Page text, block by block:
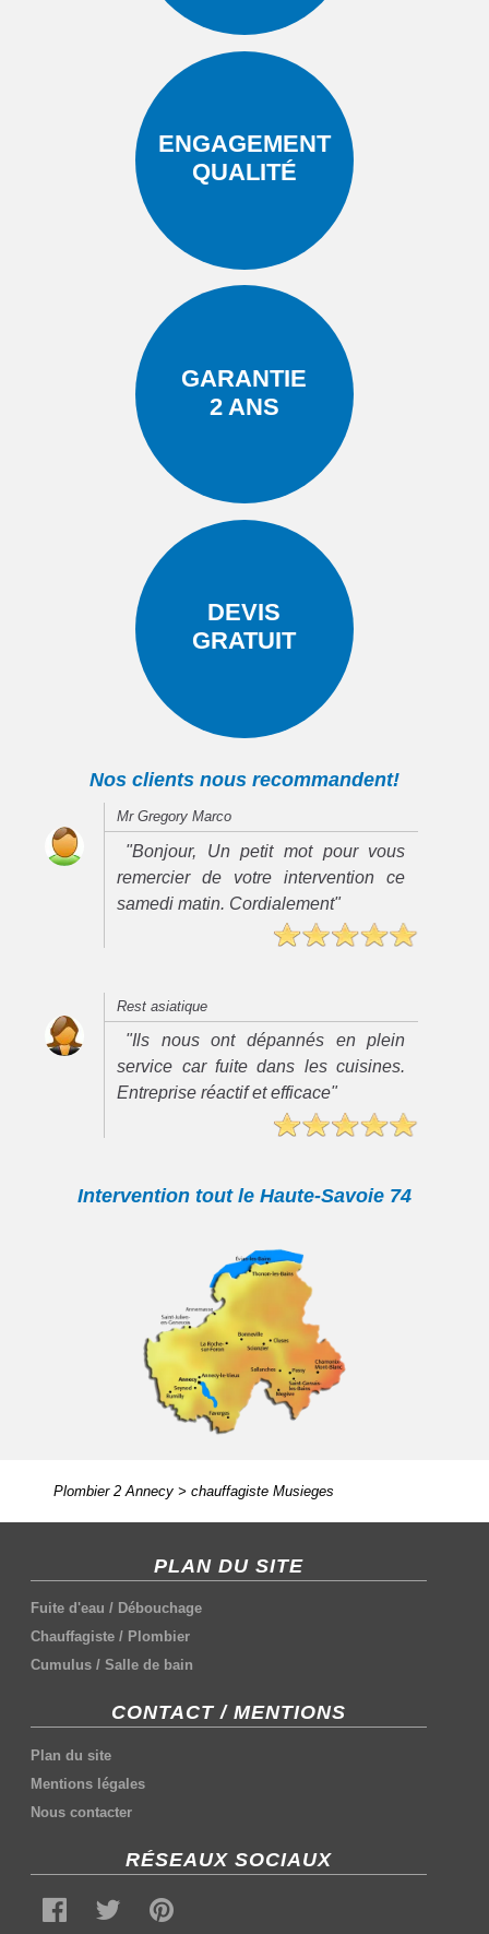
ENGAGEMENT
QUALITÉ
GARANTIE
2 ANS
DEVIS
GRATUIT
Nos clients nous recommandent!
Mr Gregory Marco
"Bonjour, Un petit mot pour vous
remercier de votre intervention ce
samedi matin. Cordialement"
Rest asiatique
"Ils nous ont dépannés en plein
service car fuite dans les cuisines.
Entreprise réactif et efficace"
Intervention tout le Haute-Savoie 74
Plombier 2 Annecy> chauffagiste Musieges
PLAN DU SITE
Fuite d'eau / Débouchage
Chauffagiste / Plombier
Cumulus /Salle de bain
CONTACT / MENTIONS
Plan du site
Mentions légales
Nous contacter
RÉSEAUX SOCIAUX